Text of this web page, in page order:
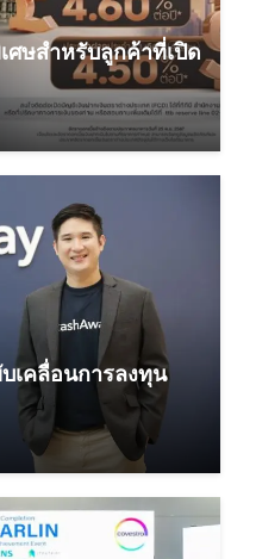
ศษสำหรับลูกค้าที่เปิด
เคลื่อนการลงทุน